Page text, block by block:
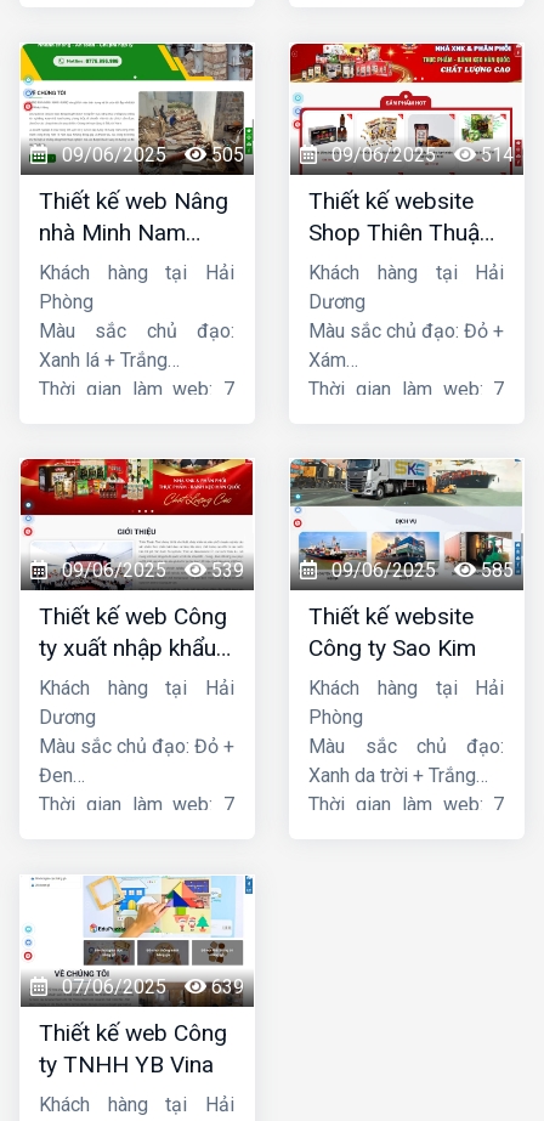
09/06/2025 505
Thiết kế web Nâng
nhà Minh Nam
Hoàng
Khách hàng tại Hải
Phòng
Màu sắc chủ đạo:
Xanh lá + Trắng
Thời gian làm web: 7
09/06/2025 514
Thiết kế website
Shop Thiên Thuận
Phát
Khách hàng tại Hải
Dương
Màu sắc chủ đạo: Đỏ +
Xám
Thời gian làm web: 7
09/06/2025 539
Thiết kế web Công
ty xuất nhập khẩu
Thiên Thuận Phát
Khách hàng tại Hải
Dương
Màu sắc chủ đạo: Đỏ +
Đen
Thời gian làm web: 7
09/06/2025 585
Thiết kế website
Công ty Sao Kim
Khách hàng tại Hải
Phòng
Màu sắc chủ đạo:
Xanh da trời + Trắng
Thời gian làm web: 7
07/06/2025 639
Thiết kế web Công
ty TNHH YB Vina
Khách hàng tại Hải